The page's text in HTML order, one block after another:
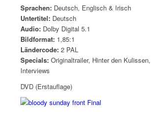
Sprachen: Deutsch, Englisch & Irisch
Untertitel: Deutsch
Audio: Dolby Digital 5.1
Bildformat: 1,85:1
Ländercode:2 PAL
Specials:Originaltrailer, Hinter den Kulissen,
Interviews
DVD (Erstauflage)